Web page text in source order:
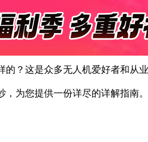
的？这是众多无人机爱好者和从
为您提供一份详尽的详解指南。